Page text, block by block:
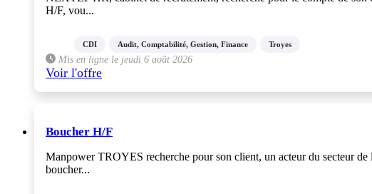
H/F, vou...
CDI Audit, Comptabilité, Gestion, Finance Troyes
Mis en ligne le jeudi 6 août 2026
Voir l'offre
Boucher H/F
Manpower TROYES recherche pour son client, un acteur du secteur
boucher...